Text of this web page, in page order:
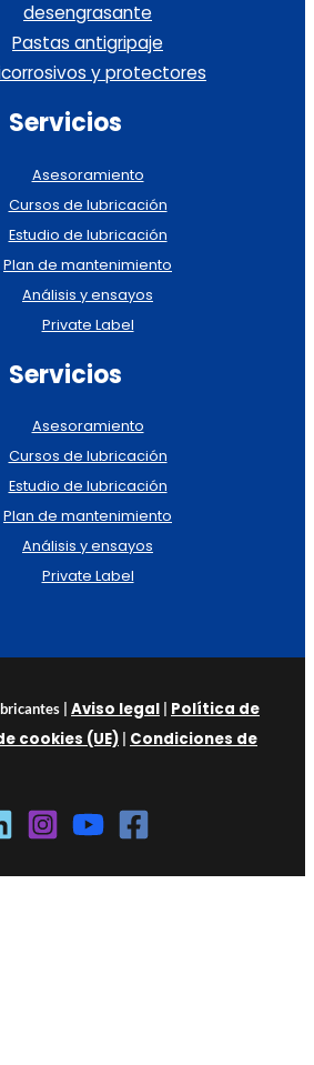
desengrasante
Pastas antigripaje
y protectores
Servicios
Asesoramiento
Cursos de lubricación
Estudio de lubricación
Plan de mantenimiento
Análisis y ensayos
Private Label
Servicios
Asesoramiento
Cursos de lubricación
Estudio de lubricación
Plan de mantenimiento
Análisis y ensayos
Private Label
| Aviso legal | Política de
cookies (UE) | Condiciones de